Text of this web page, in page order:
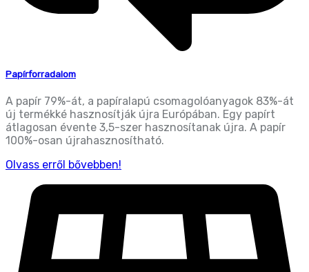
Papírforradalom
A papír 79%-át, a papíralapú csomagolóanyagok 83%-át
új termékké hasznosítják újra Európában. Egy papírt
átlagosan évente 3,5-szer hasznosítanak újra. A papír
100%-osan újrahasznosítható.
Olvass erről bővebben!